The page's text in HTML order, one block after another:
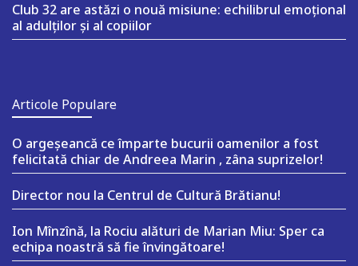
Club 32 are astăzi o nouă misiune: echilibrul emoțional
al adulților și al copiilor
Articole Populare
O argeşeancă ce împarte bucurii oamenilor a fost
felicitată chiar de Andreea Marin , zâna suprizelor!
Director nou la Centrul de Cultură Brătianu!
Ion Mînzînă, la Rociu alături de Marian Miu: Sper ca
echipa noastră să fie învingătoare!